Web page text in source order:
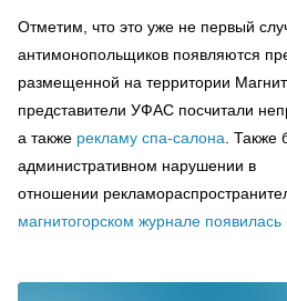
Отметим, что это уже не первый
антимонопольщиков появляются
размещенной на территории
представители УФАС посчитали
а также рекламу спа-салона .
административном нарушении в
отношении
магнитогорском журнале появилась